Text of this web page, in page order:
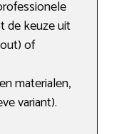
de keuze uit
of
materialen,
variant).